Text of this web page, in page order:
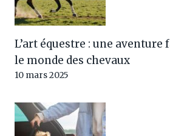
L’art équestre : une aventure
le monde des chevaux
10 mars 2025